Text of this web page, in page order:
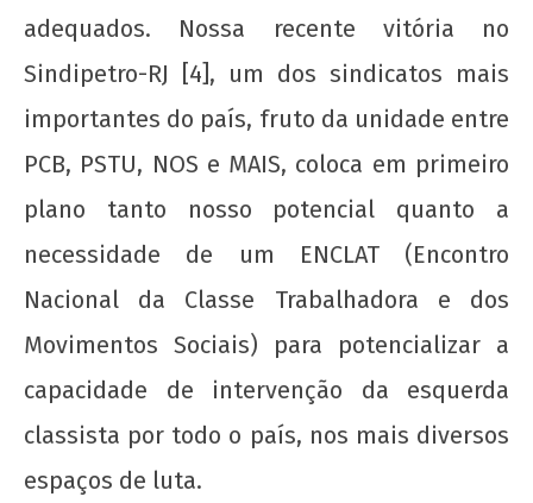
adequados. Nossa recente vitória no
Sindipetro-RJ [4], um dos sindicatos mais
importantes do país, fruto da unidade entre
PCB, PSTU, NOS e MAIS, coloca em primeiro
plano tanto nosso potencial quanto a
necessidade de um ENCLAT (Encontro
Nacional da Classe Trabalhadora e dos
Movimentos Sociais) para potencializar a
capacidade de intervenção da esquerda
classista por todo o país, nos mais diversos
espaços de luta.